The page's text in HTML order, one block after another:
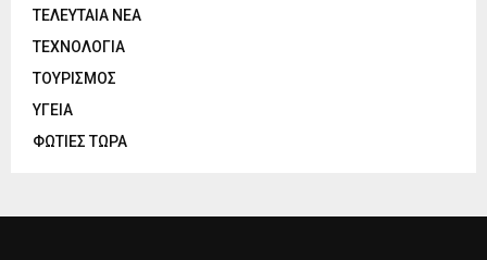
ΤΕΛΕΥΤΑΙΑ ΝΕΑ
ΤΕΧΝΟΛΟΓΙΑ
ΤΟΥΡΙΣΜΟΣ
ΥΓΕΙΑ
ΦΩΤΙΕΣ ΤΩΡΑ